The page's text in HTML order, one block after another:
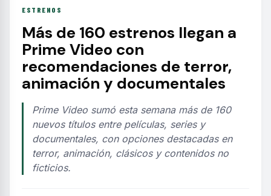
ESTRENOS
Más de 160 estrenos llegan a
Prime Video con
recomendaciones de terror,
animación y documentales
Prime Video sumó esta semana más de 160
nuevos títulos entre películas, series y
documentales, con opciones destacadas en
terror, animación, clásicos y contenidos no
ficticios.